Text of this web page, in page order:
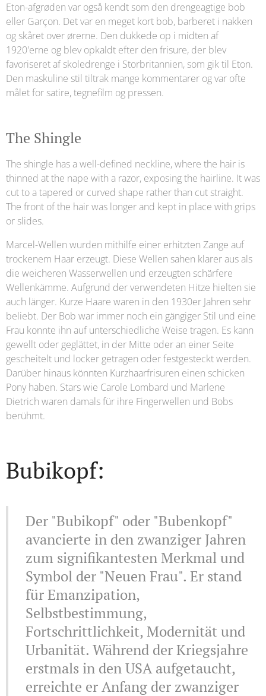
Eton-afgrøden var også kendt som den drengeagtige bob
eller Garçon. Det var en meget kort bob, barberet i nakken
og skåret over ørerne. Den dukkede op i midten af ​​
1920'erne og blev opkaldt efter den frisure, der blev
favoriseret af skoledrenge i Storbritannien, som gik til Eton.
Den maskuline stil tiltrak mange kommentarer og var ofte
målet for satire, tegnefilm og pressen.
The Shingle
The shingle has a well-defined neckline, where the hair is
thinned at the nape with a razor, exposing the hairline. It was
cut to a tapered or curved shape rather than cut straight.
The front of the hair was longer and kept in place with grips
or slides.
Marcel-Wellen wurden mithilfe einer erhitzten Zange auf
trockenem Haar erzeugt. Diese Wellen sahen klarer aus als
die weicheren Wasserwellen und erzeugten schärfere
Wellenkämme. Aufgrund der verwendeten Hitze hielten sie
auch länger. Kurze Haare waren in den 1930er Jahren sehr
beliebt. Der Bob war immer noch ein gängiger Stil und eine
Frau konnte ihn auf unterschiedliche Weise tragen. Es kann
gewellt oder geglättet, in der Mitte oder an einer Seite
gescheitelt und locker getragen oder festgesteckt werden.
Darüber hinaus könnten Kurzhaarfrisuren einen schicken
Pony haben. Stars wie Carole Lombard und Marlene
Dietrich waren damals für ihre Fingerwellen und Bobs
berühmt.
Bubikopf:
Der "Bubikopf" oder "Bubenkopf"
avancierte in den zwanziger Jahren
zum signifikantesten Merkmal und
Symbol der "Neuen Frau". Er stand
für Emanzipation,
Selbstbestimmung,
Fortschrittlichkeit, Modernität und
Urbanität. Während der Kriegsjahre
erstmals in den USA aufgetaucht,
erreichte er Anfang der zwanziger